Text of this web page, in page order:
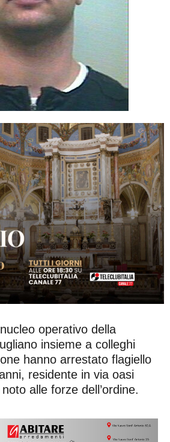
operativo della
insieme a colleghi
hanno arrestato flagiello
residente in via oasi
alle forze dell’ordine.